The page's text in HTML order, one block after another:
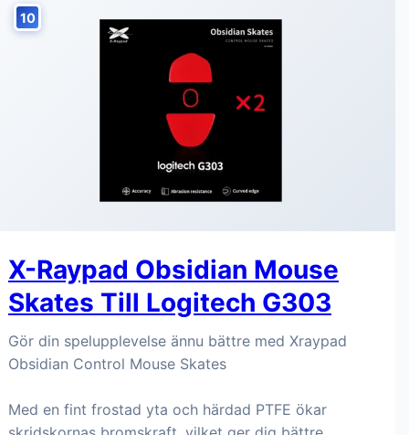
10
X-Raypad Obsidian Mouse
Skates Till Logitech G303
Gör din spelupplevelse ännu bättre med Xraypad
Obsidian Control Mouse Skates
Med en fint frostad yta och härdad PTFE ökar